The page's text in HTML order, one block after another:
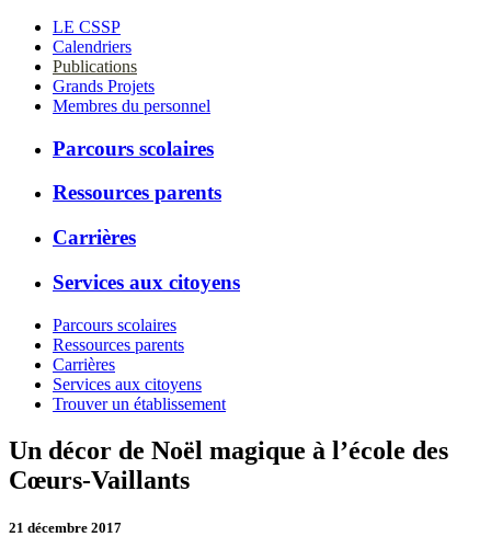
LE CSSP
Calendriers
Publications
Grands Projets
Membres du personnel
Parcours scolaires
Ressources parents
Carrières
Services aux citoyens
Parcours scolaires
Ressources parents
Carrières
Services aux citoyens
Trouver un établissement
Un décor de Noël magique à l’école des
Cœurs-Vaillants
21 décembre 2017